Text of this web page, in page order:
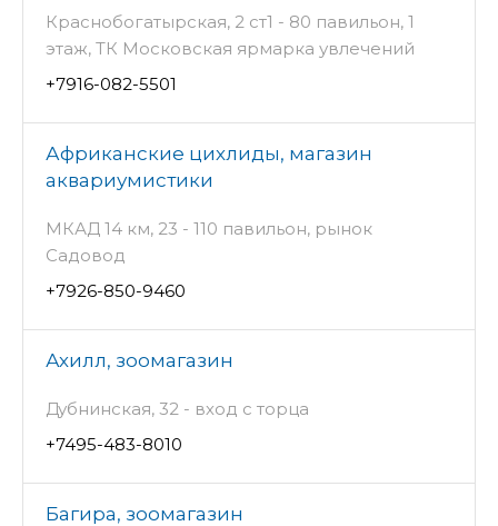
Краснобогатырская, 2 ст1 - 80 павильон, 1
этаж, ТК Московская ярмарка увлечений
+7916-082-5501
Африканские цихлиды, магазин
аквариумистики
МКАД 14 км, 23 - 110 павильон, рынок
Садовод
+7926-850-9460
Ахилл, зоомагазин
Дубнинская, 32 - вход с торца
+7495-483-8010
Багира, зоомагазин